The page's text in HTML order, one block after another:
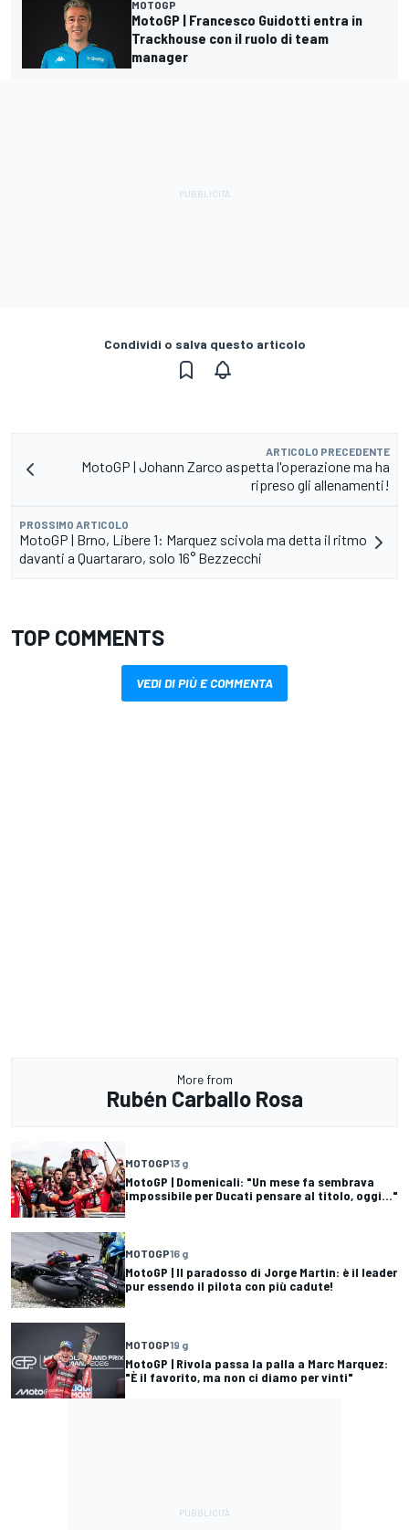
MOTOGP
MotoGP | Francesco Guidotti entra in
Trackhouse con il ruolo di team
manager
Condividi o salva questo articolo
ARTICOLO PRECEDENTE
MotoGP | Johann Zarco aspetta l'operazione ma ha
ripreso gli allenamenti!
PROSSIMO ARTICOLO
MotoGP | Brno, Libere 1: Marquez scivola ma detta il ritmo
davanti a Quartararo, solo 16° Bezzecchi
TOP COMMENTS
VEDI DI PIÙ E COMMENTA
More from
Rubén Carballo Rosa
MOTOGP13 g
MotoGP | Domenicali: "Un mese fa sembrava
impossibile per Ducati pensare al titolo, oggi..."
MOTOGP16 g
MotoGP | Il paradosso di Jorge Martin: è il leader
pur essendo il pilota con più cadute!
MOTOGP19 g
MotoGP | Rivola passa la palla a Marc Marquez:
"È il favorito, ma non ci diamo per vinti"